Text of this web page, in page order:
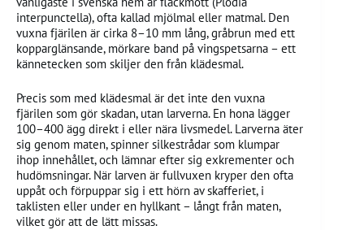
interpunctella), ofta kallad mjölmal eller matmal. Den
vuxna fjärilen är cirka 8–10 mm lång, gråbrun med ett
kopparglänsande, mörkare band på vingspetsarna – ett
kännetecken som skiljer den från klädesmal.
Precis som med klädesmal är det inte den vuxna
fjärilen som gör skadan, utan larverna. En hona lägger
100–400 ägg direkt i eller nära livsmedel. Larverna äter
sig genom maten, spinner silkestrådar som klumpar
ihop innehållet, och lämnar efter sig exkrementer och
hudömsningar. När larven är fullvuxen kryper den ofta
uppåt och förpuppar sig i ett hörn av skafferiet, i
taklisten eller under en hyllkant – långt från maten,
vilket gör att de lätt missas.